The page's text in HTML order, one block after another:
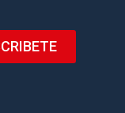
MINISITIOS